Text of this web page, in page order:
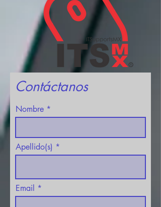
Contáctanos
Nombre
Apellido(s)
Email